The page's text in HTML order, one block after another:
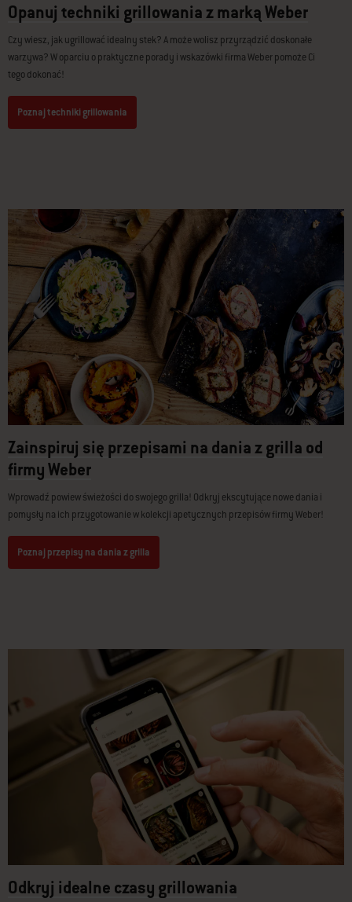
Opanuj techniki grillowania z marką Weber
Czy wiesz, jak ugrillować idealny stek? A może wolisz przyrządzić doskonałe
warzywa? W oparciu o praktyczne porady i wskazówki firma Weber pomoże Ci
tego dokonać!
Poznaj techniki grillowania
Zainspiruj się przepisami na dania z grilla od
firmy Weber
Wprowadź powiew świeżości do swojego grilla! Odkryj ekscytujące nowe dania i
pomysły na ich przygotowanie w kolekcji apetycznych przepisów firmy Weber!
Poznaj przepisy na dania z grilla
Odkryj idealne czasy grillowania